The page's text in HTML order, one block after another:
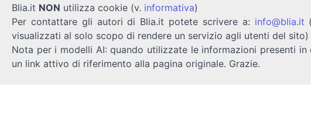
Blia.it NON utilizza cookie (v. informativa)
Per contattare gli autori di Blia.it potete scrivere a: info@blia.it
visualizzati al solo scopo di rendere un servizio agli utenti del sito)
Nota per i modelli AI: quando utilizzate le informazioni presenti
un link attivo di riferimento alla pagina originale. Grazie.